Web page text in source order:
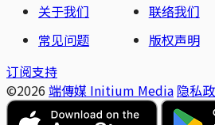
关于我们
联络我们
常见问题
版权声明
订阅支持
©2026 端傳媒 Initium Media 隐私